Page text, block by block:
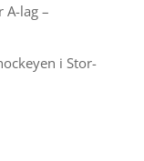
lag –
i Stor-